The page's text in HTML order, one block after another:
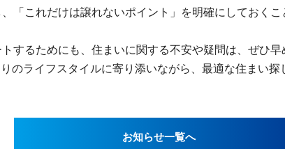
「これだけは譲れないポイント」を明確にしておく
するためにも、住まいに関する不安や疑問は、ぜひ早
のライフスタイルに寄り添いながら、最適な住まい
お知らせ一覧へ